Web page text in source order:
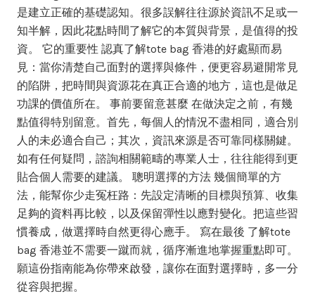
是建立正確的基礎認知。很多誤解往往源於資訊不足或一
知半解，因此花點時間了解它的本質與背景，是值得的投
資。 它的重要性 認真了解tote bag 香港的好處顯而易
見：當你清楚自己面對的選擇與條件，便更容易避開常見
的陷阱，把時間與資源花在真正合適的地方，這也是做足
功課的價值所在。 事前要留意甚麼 在做決定之前，有幾
點值得特別留意。首先，每個人的情況不盡相同，適合別
人的未必適合自己；其次，資訊來源是否可靠同樣關鍵。
如有任何疑問，諮詢相關範疇的專業人士，往往能得到更
貼合個人需要的建議。 聰明選擇的方法 幾個簡單的方
法，能幫你少走冤枉路：先設定清晰的目標與預算、收集
足夠的資料再比較，以及保留彈性以應對變化。把這些習
慣養成，做選擇時自然更得心應手。 寫在最後 了解tote
bag 香港並不需要一蹴而就，循序漸進地掌握重點即可。
願這份指南能為你帶來啟發，讓你在面對選擇時，多一分
從容與把握。